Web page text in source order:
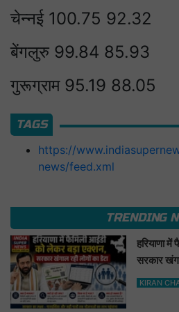
चेन्नई 100.75 92.32
बेंगलुरु 99.84 85.93
गुरूग्राम 95.19 88.05
TAGS
https://
news/feed.xml
TRENDING
हरियाणा
सरकार
KIRAN